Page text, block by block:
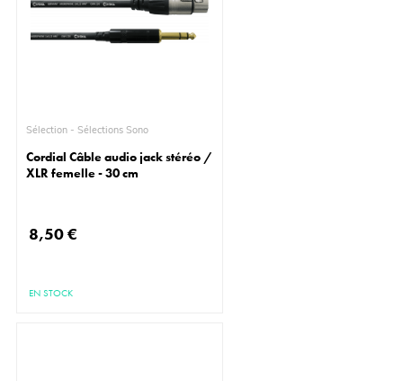
Sélection - Sélections Sono
Cordial Câble audio jack stéréo /
XLR femelle - 30 cm
8,50 €
EN STOCK